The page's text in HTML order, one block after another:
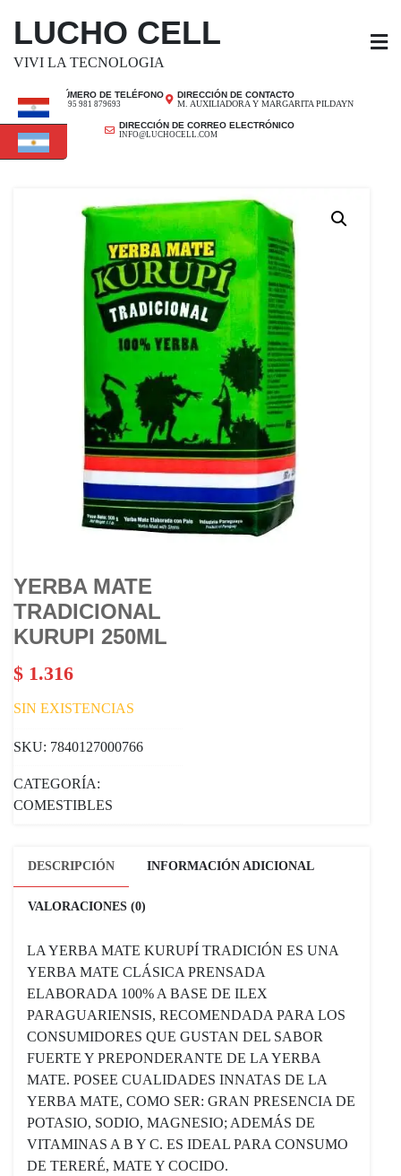
LUCHO CELL
VIVI LA TECNOLOGIA
NÚMERO DE TELÉFONO
+ 595 981 879693
DIRECCIÓN DE CONTACTO
M. AUXILIADORA Y MARGARITA PILDAYN
DIRECCIÓN DE CORREO ELECTRÓNICO
INFO@LUCHOCELL.COM
YERBA MATE
TRADICIONAL
KURUPI 250ML
$ 1.316
SIN EXISTENCIAS
SKU: 7840127000766
CATEGORÍA:
COMESTIBLES
DESCRIPCIÓN INFORMACIÓN ADICIONAL
VALORACIONES (0)
LA YERBA MATE KURUPÍ TRADICIÓN ES UNA
YERBA MATE CLÁSICA PRENSADA
ELABORADA 100% A BASE DE ILEX
PARAGUARIENSIS, RECOMENDADA PARA LOS
CONSUMIDORES QUE GUSTAN DEL SABOR
FUERTE Y PREPONDERANTE DE LA YERBA
MATE. POSEE CUALIDADES INNATAS DE LA
YERBA MATE, COMO SER: GRAN PRESENCIA DE
POTASIO, SODIO, MAGNESIO; ADEMÁS DE
VITAMINAS A B Y C. ES IDEAL PARA CONSUMO
DE TERERÉ, MATE Y COCIDO.